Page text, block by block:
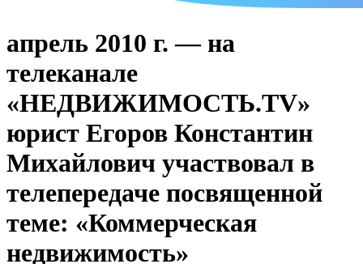
апрель 2010 г. — на
телеканале
«НЕДВИЖИМОСТЬ.TV»
юрист Егоров Константин
Михайлович участвовал в
телепередаче посвященной
теме: «Коммерческая
недвижимость»